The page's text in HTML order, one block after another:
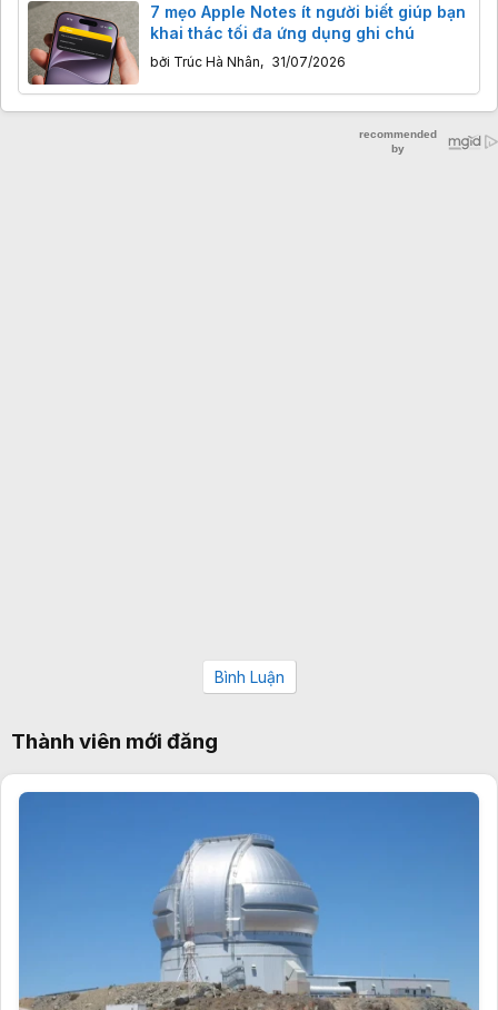
7 mẹo Apple Notes ít người biết giúp bạn
khai thác tối đa ứng dụng ghi chú
bởi Trúc Hà Nhân, 31/07/2026
Bình Luận
Thành viên mới đăng